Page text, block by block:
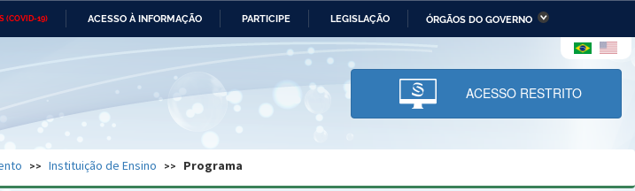
(COVID-19) ACESSO À INFORMAÇÃO PARTICIPE LEGISLAÇÃO ÓRGÃOS DO GOVERNO
Ministério das Relações Ministério da Economia Ministério da Infraestrutura
Ministério da Ciência,
Tecnologia, Inovações e
Comunicações
e dos Direitos Humanos
Banco Central do Brasil Planalto
ACESSO RESTRITO
Instituição de Ensino Programa